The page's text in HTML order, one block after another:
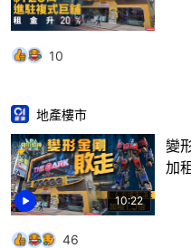
10
10:22
地產樓市
變
加
46